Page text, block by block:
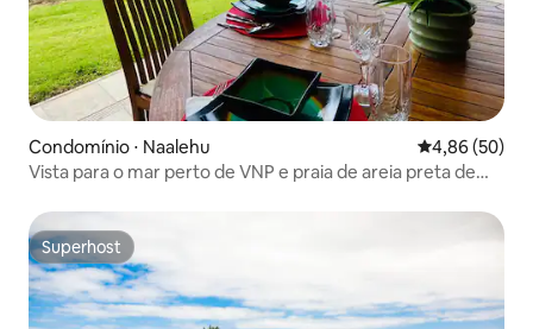
Condomínio ⋅ Naalehu 4,86 de uma
4,86 (50)
Vista para o mar perto de VNP e praia de areia preta de
Superhost
Superhost